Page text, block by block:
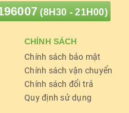
(8H30 - 21H00)
CHÍNH SÁCH
Chính sách bảo mật
Chính sách vận chuyển
Chính sách đổi trả
Quy định sử dụng